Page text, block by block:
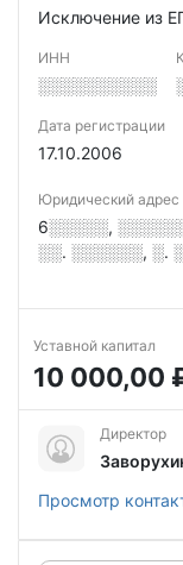
Исключение из
ИНН
░░░░░░░░░░
Дата регистрации
17.10.2006
Юридический адрес
6░░░░░,
░░. ░░░░░░, ░.
Уставной капитал
10 000,00
Директор
Просмотр